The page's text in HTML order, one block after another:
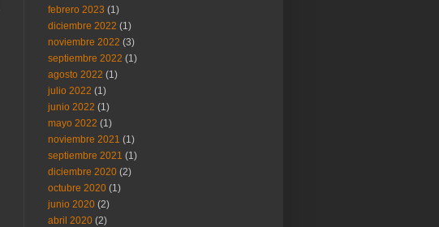
febrero 2023 (1)
diciembre 2022 (1)
noviembre 2022 (3)
septiembre 2022 (1)
agosto 2022 (1)
julio 2022 (1)
junio 2022 (1)
mayo 2022 (1)
noviembre 2021 (1)
septiembre 2021 (1)
diciembre 2020 (2)
octubre 2020 (1)
junio 2020 (2)
abril 2020 (2)